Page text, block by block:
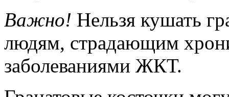
Важно! Нельзя кушать
людям, страдающим
заболеваниями ЖКТ.